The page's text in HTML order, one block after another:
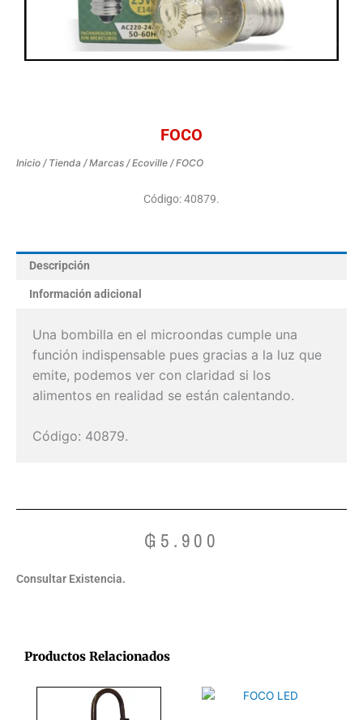
FOCO
Inicio / Tienda /Marcas /Ecoville / FOCO
Código: 40879.
Descripción
Información adicional
Una bombilla en el microondas cumple una
función indispensable pues gracias a la luz que
emite, podemos ver con claridad si los
alimentos en realidad se están calentando.
Código: 40879.
₲ 5.900
Consultar Existencia.
Productos Relacionados